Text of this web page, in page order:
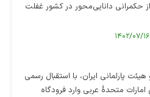
حکمرانی دانایی‌محور در کشور غفلت
پارلمانی ایران، با استقبال رسمی
متحدهٔ عربی وارد فرودگاه